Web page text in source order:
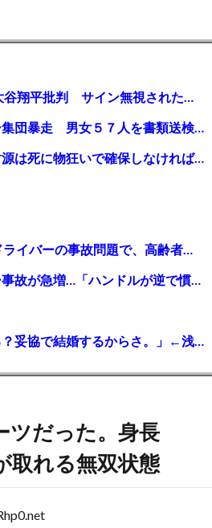
【MLB】「大谷は謙虚ではない」少女が全米生中継で突然の大谷翔平批判 サイン無視された過去明かす
【千葉】「みんなで走れて楽しかった」 バイクでバースデー集団暴走 男女５７人を書類送検 SNSで参加者募る
ガソリン減税、１兆円の財源必要 石破首相・立憲野田氏「財源は死に物狂いで確保しなければならない」「本当に死に物狂いで」
【芸能】高橋真麻「80代で免許を全員取り消しに！」 高齢ドライバーの事故問題で、高齢者の運転免許取り消し法を提案
【🗻】「富士山きれいに撮りたい」外国人観光客のレンタカー事故が急増…「ハンドルが逆で慣れず」、道の狭さも
シンガーソングライター・平井大「なんで不倫するか知ってる？妥協で結婚するからさ。」←浅すぎると大炎上
ツだった。身長
取れる無双状態